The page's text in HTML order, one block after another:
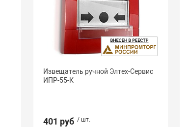
Извещатель ручной Элтех-Сервис
ИПР-55-К
401 руб / шт.